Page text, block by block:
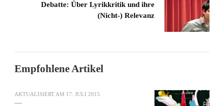
Debatte: Über Lyrikkritik und ihre
(Nicht-) Relevanz
Empfohlene Artikel
AKTUALISIERT AM 17. JULI 2015